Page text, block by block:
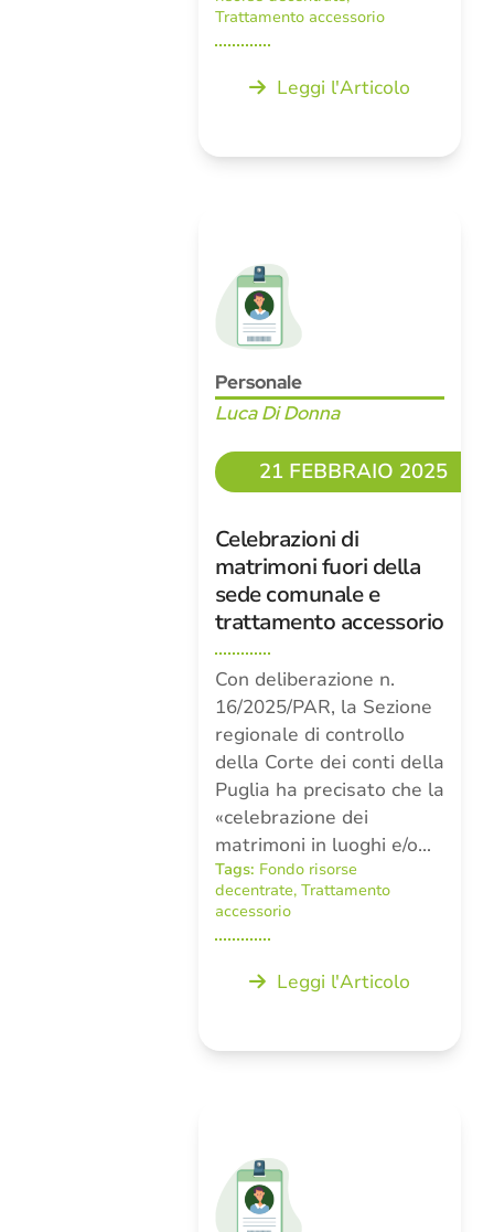
Trattamento accessorio
Leggi l'Articolo
Personale
Luca Di Donna
21 FEBBRAIO 2025
Celebrazioni di
matrimoni fuori della
sede comunale e
trattamento accessorio
Con deliberazione n.
16/2025/PAR, la Sezione
regionale di controllo
della Corte dei conti della
Puglia ha precisato che la
«celebrazione dei
matrimoni in luoghi e/o…
Tags: Fondo risorse
decentrate, Trattamento
accessorio
Leggi l'Articolo